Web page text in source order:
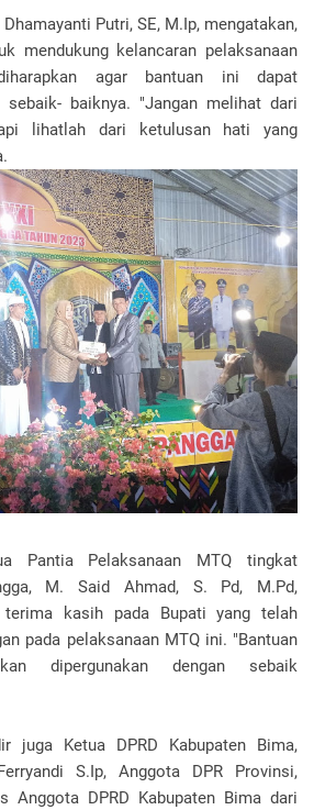
Putri, SE, M.Ip, mengatakan,
mendukung kelancaran pelaksanaan
agar bantuan ini dapat
sebaik- baiknya. "Jangan melihat dari
lihatlah dari ketulusan hati yang
Pantia Pelaksanaan MTQ tingkat
M. Said Ahmad, S. Pd, M.Pd,
terima kasih pada Bupati yang telah
pada pelaksanaan MTQ ini. "Bantuan
dipergunakan dengan sebaik
juga Ketua DPRD Kabupaten Bima,
S.Ip, Anggota DPR Provinsi,
Anggota DPRD Kabupaten Bima dari